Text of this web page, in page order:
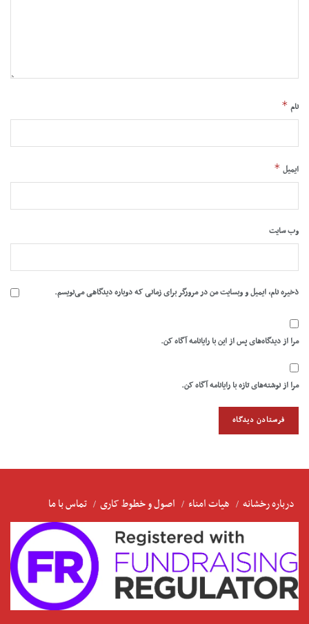
نام *
ایمیل *
وب‌ سایت
ذخیره نام، ایمیل و وبسایت من در مرورگر برای زمانی که دوباره دیدگاهی می‌نویسم.
مرا از دیدگاه‌های پس از این با رایانامه آگاه کن.
مرا از نوشته‌های تازه با رایانامه آگاه کن.
درباره رخشانه هیات امناء اصول و خطوط کاری تماس با ما